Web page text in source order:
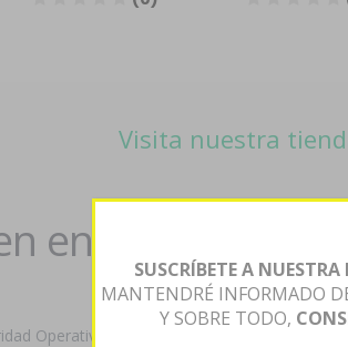
Visita nuestra
en malaga
Operativa dr prenatal SLPI 02296, la
SUSCRÍBETE A NUESTRA
MANTENDRÉ INFORMADO
Y SOBRE TODO,